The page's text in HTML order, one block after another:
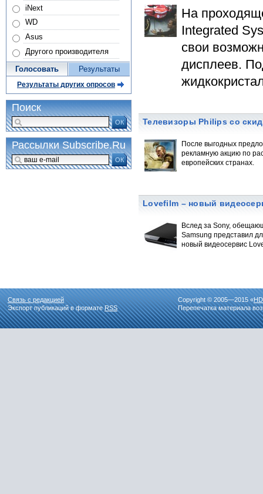
На
Integrated
свои
дисплеев.
Телевизоры Philips со
После выгодных
рекламную акцию по
европейских странах.
Lovefilm – новый
Вслед за Sony,
Samsung представил
новый видеосервис
iNext
WD
Asus
Другого производителя
Голосовать Результаты
Результаты других опросов
Поиск
ОК
Рассылки Subscribe.Ru
ОК
Связь с редакцией
Экспорт публикаций в форматеRSS
Copyright © 2005—2015 «
Перепечатка материала